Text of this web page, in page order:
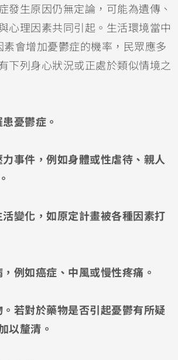
發生原因仍無定論，可能為遺傳、
心理因素共同引起。生活環境當中
素會增加憂鬱症的機率，民眾應多
下列身心狀況或正處於類似情境之
憂鬱症。
事件，例如身體或性虐待、親人
變化，如原定計畫被各種因素打
例如癌症、中風或慢性疼痛。
若對於藥物是否引起憂鬱有所疑
以釐清。